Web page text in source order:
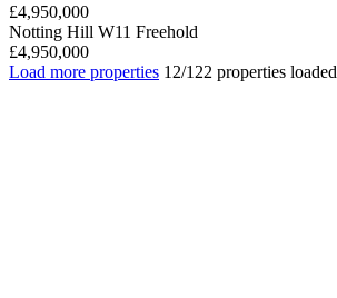
£4,950,000
Notting Hill W11 Freehold
£4,950,000
Load more properties 12/122 properties loaded